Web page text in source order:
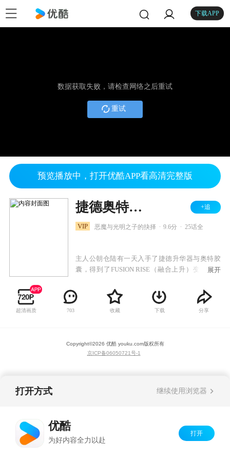
下载APP
数据获取失败，请检查网络之后重试
重试
预览播放中，打开优酷APP看高清完整版
捷德奥特曼 中配版 +追
VIP 恶魔与光明之子的抉择 9.6分 25话全
主人公朝仓陆有一天入手了捷德升华器与奥特胶
囊，得到了FUSION RISE（融合上升）变身成捷
入邪恶的黑暗巨人贝利亚奥特曼的遗传基因。自
己作为在地球长大的普通年轻人，知道了自己其
实是贝利亚的儿子。捷德奥特曼，也就是朝仓陆
展开
超清画质 703 收藏 下载 分享
Copyright©2026 优酷 youku.com版权所有
京ICP备06050721号-1
打开方式 继续使用浏览器
优酷
为好内容全力以赴
打开